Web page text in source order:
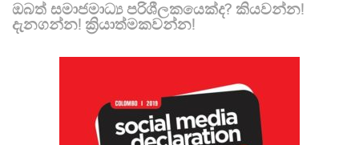
ඔබත් සමාජමාධ්‍ය පරිශීලකයෙක්ද? කියවන්න!
දැනගන්න! ක්‍රියාත්මකවන්න!